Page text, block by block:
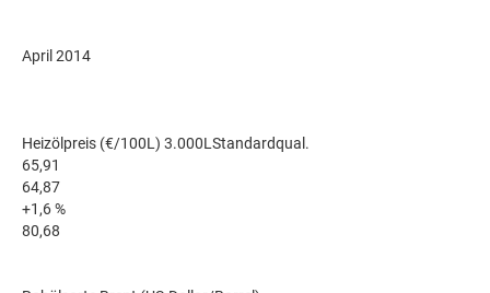
April 2014
Heizölpreis (€/100L) 3.000LStandardqual.
65,91
64,87
+1,6 %
80,68